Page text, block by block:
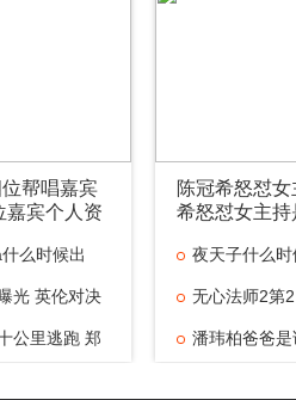
帮唱嘉宾
嘉宾个人资
么时候出
光 英伦对决
公里逃跑 郑
陈冠希怒怼
希怒怼女主持
夜天子什么
无心法师2第
潘玮柏爸爸